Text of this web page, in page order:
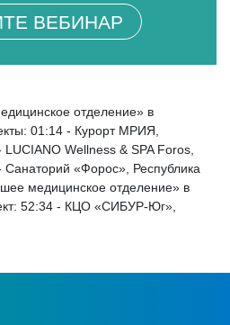
ВЕБИНАР
отделение» в
01:14 - Курорт МРИЯ,
Wellness & SPA Foros,
«Форос», Республика
медицинское отделение» в
52:34 - КЦО «СИБУР-Юг»,